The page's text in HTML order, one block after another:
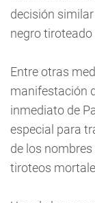
decisión
negro
Entre otras
manifestación
inmediato de
especial para
de los
tiroteos